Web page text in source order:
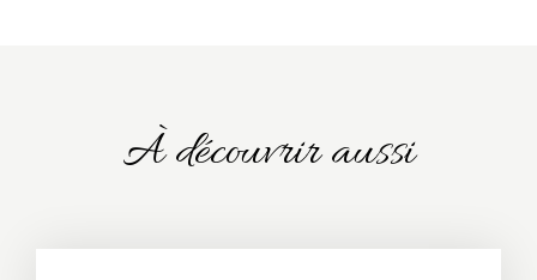
À découvrir aussi